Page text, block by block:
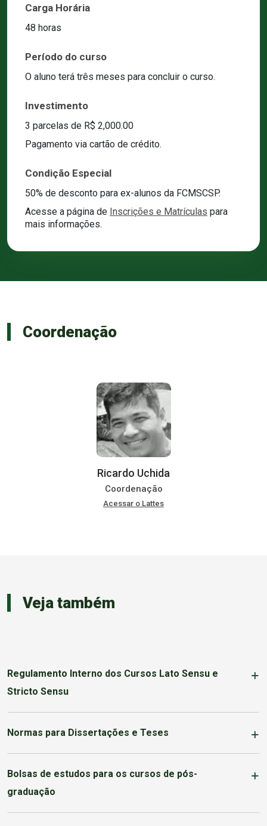
Carga Horária
48 horas
Período do curso
O aluno terá três meses para concluir o curso.
Investimento
3 parcelas de R$ 2,000.00
Pagamento via cartão de crédito.
Condição Especial
50% de desconto para ex-alunos da FCMSCSP.
Acesse a página de Inscrições e Matrículas para
mais informações.
Coordenação
Ricardo Uchida
Coordenação
Acessar o Lattes
Veja também
Regulamento Interno dos Cursos Lato Sensu e
Stricto Sensu
Normas para Dissertações e Teses
Bolsas de estudos para os cursos de pós-
graduação